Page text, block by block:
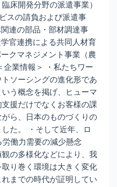
床開発分野の派遣事業）
スの請負および派遣事
連の部品・部材調達事
官連携による共同人材育
クマネジメント事業（農
企業情報＞ ・私たちワー
ソーシングの進化形であ
う概念を掲げ、ヒューマ
援だけでなくお客様の課
ら、日本のものづくりの
た。 ・そして近年、ロ
働力需要の減少懸念
の多様化などにより、我
り巻く環境は大きく変化
までの時代が証明してい